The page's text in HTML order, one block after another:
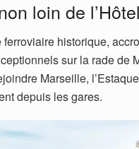
loin de
historique,
sur la rade de
Marseille,
depuis les gares.